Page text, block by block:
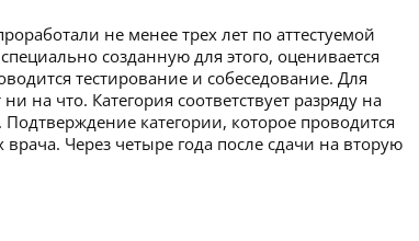
не менее трех лет по аттестуемой
созданную для этого, оценивается
тестирование и собеседование. Для
на что. Категория соответствует разряду на
категории, которое проводится
Через четыре года после сдачи на вторую